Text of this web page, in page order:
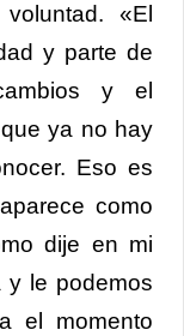
«El
y parte de
y el
ya no hay
Eso es
como
dije en mi
y le podemos
el momento